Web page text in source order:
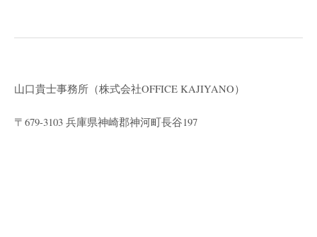
山口貴士事務所（株式会社OFFICE KAJIYANO）
〒679-3103 兵庫県神崎郡神河町長谷197